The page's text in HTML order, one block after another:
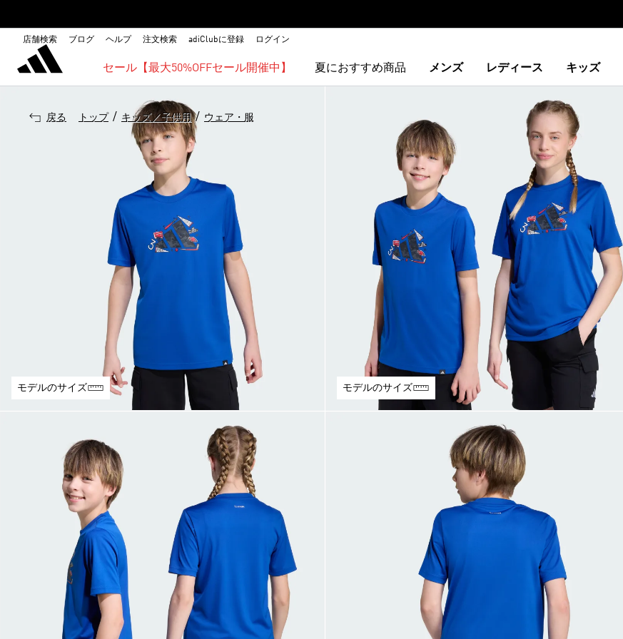
店舗検索 ブログ ヘルプ 注文検索 adiClubに登録 ログイン
セール【最大50%OFFセール開催中】 夏におすすめ商品 メンズ レディース キッズ
戻る トップ / キッズ／子供用 / ウェア・服
モデルのサイズ モデルのサイズ